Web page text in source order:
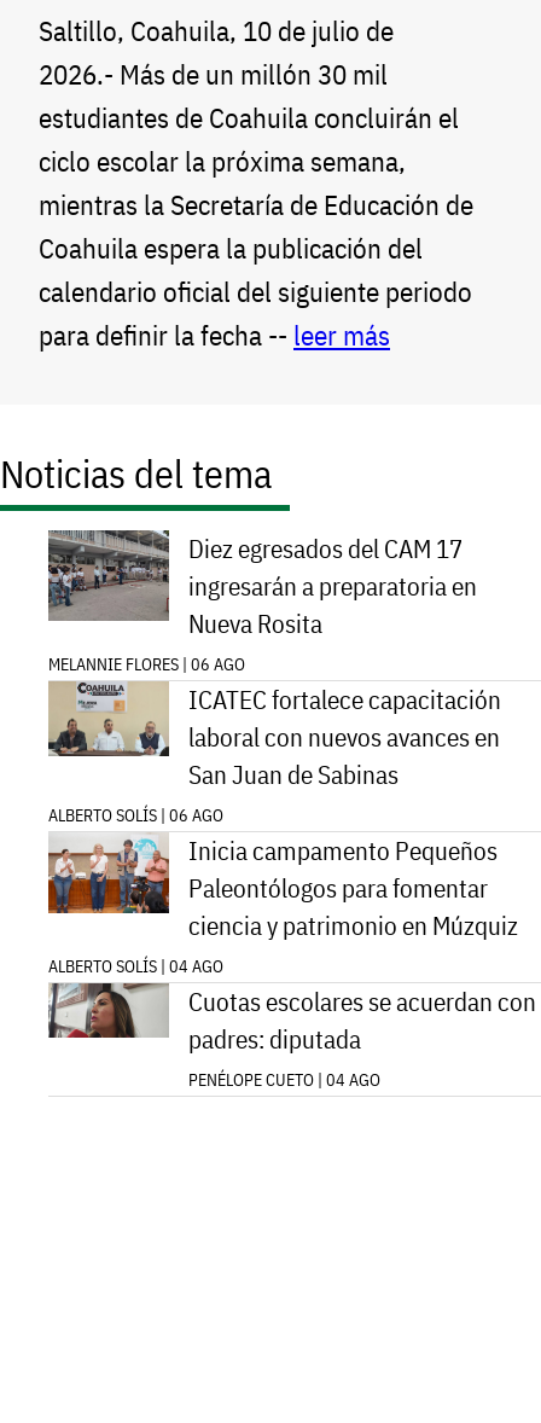
Saltillo, Coahuila, 10 de julio de
2026.- Más de un millón 30 mil
estudiantes de Coahuila concluirán el
ciclo escolar la próxima semana,
mientras la Secretaría de Educación de
Coahuila espera la publicación del
calendario oficial del siguiente periodo
para definir la fecha -- leer más
Noticias del tema
Diez egresados del CAM 17
ingresarán a preparatoria en
Nueva Rosita
MELANNIE FLORES | 06 AGO
ICATEC fortalece capacitación
laboral con nuevos avances en
San Juan de Sabinas
ALBERTO SOLÍS | 06 AGO
Inicia campamento Pequeños
Paleontólogos para fomentar
ciencia y patrimonio en Múzquiz
ALBERTO SOLÍS | 04 AGO
Cuotas escolares se acuerdan con
padres: diputada
PENÉLOPE CUETO | 04 AGO